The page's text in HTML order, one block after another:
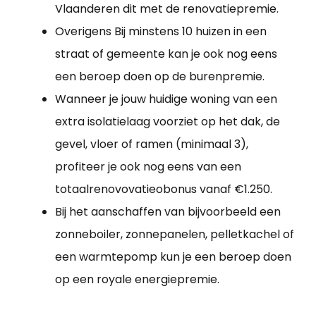
Vlaanderen dit met de renovatiepremie.
Overigens Bij minstens 10 huizen in een
straat of gemeente kan je ook nog eens
een beroep doen op de burenpremie.
Wanneer je jouw huidige woning van een
extra isolatielaag voorziet op het dak, de
gevel, vloer of ramen (minimaal 3),
profiteer je ook nog eens van een
totaalrenovovatieobonus vanaf €1.250.
Bij het aanschaffen van bijvoorbeeld een
zonneboiler, zonnepanelen, pelletkachel of
een warmtepomp kun je een beroep doen
op een royale energiepremie.